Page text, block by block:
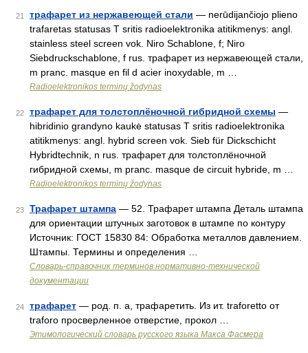
21 трафарет из нержавеющей стали — nerūdijančiojo plieno
trafaretas statusas T sritis radioelektronika atitikmenys: angl.
stainless steel screen vok. Niro Schablone, f; Niro
Siebdruckschablone, f rus. трафарет из нержавеющей стали,
m pranc. masque en fil d acier inoxydable, m …
Radioelektronikos terminų žodynas
22 трафарет для толстоплёночной гибридной схемы —
hibridinio grandyno kaukė statusas T sritis radioelektronika
atitikmenys: angl. hybrid screen vok. Sieb für Dickschicht
Hybridtechnik, n rus. трафарет для толстоплёночной
гибридной схемы, m pranc. masque de circuit hybride, m …
Radioelektronikos terminų žodynas
23 Трафарет штампа — 52. Трафарет штампа Деталь штампа
для ориентации штучных заготовок в штампе по контуру
Источник: ГОСТ 15830 84: Обработка металлов давлением.
Штампы. Термины и определения …
Словарь-справочник терминов нормативно-технической
документации
24 трафарет — род. п. а, трафаретить. Из ит. traforetto от
traforo просверленное отверстие, прокол …
Этимологический словарь русского языка Макса Фасмера